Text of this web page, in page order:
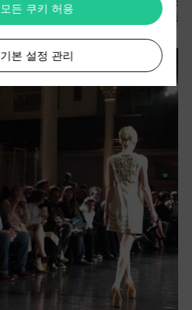
모든 쿠키 허용
기본 설정 관리